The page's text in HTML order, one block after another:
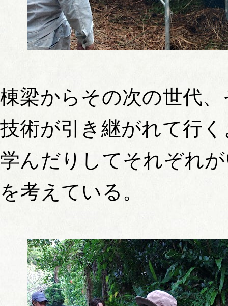
棟梁からその次の世代
技術が引き継がれて行
学んだりしてそれぞれ
を考えている。